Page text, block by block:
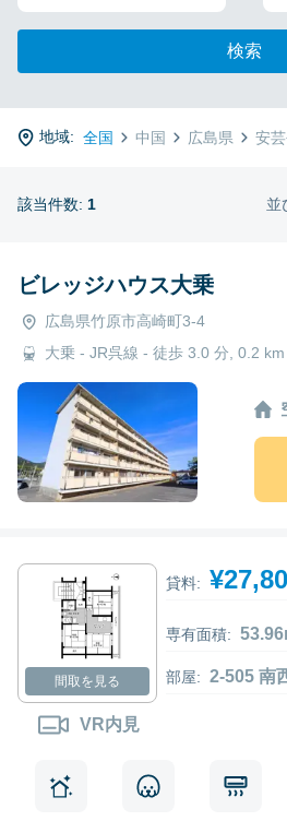
検索
地域: 全国 中国 広島県 安
該当件数: 1 並
ビレッジハウス大乗
広島県竹原市高崎町3-4
大乗 - JR呉線 - 徒歩 3.0 分, 0.2 km
間取を見る
VR内見
貸料:
専有面積:
部屋: 2-505 南